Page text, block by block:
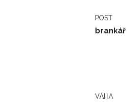
POST
brankář
VÁHA